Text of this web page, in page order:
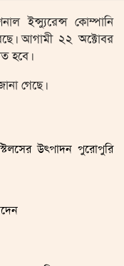
ইন্স্যুরেন্স কোম্পানি
আগামী ২২ অক্টোবর
হবে।
গেছে।
উৎপাদন পুরোপুরি